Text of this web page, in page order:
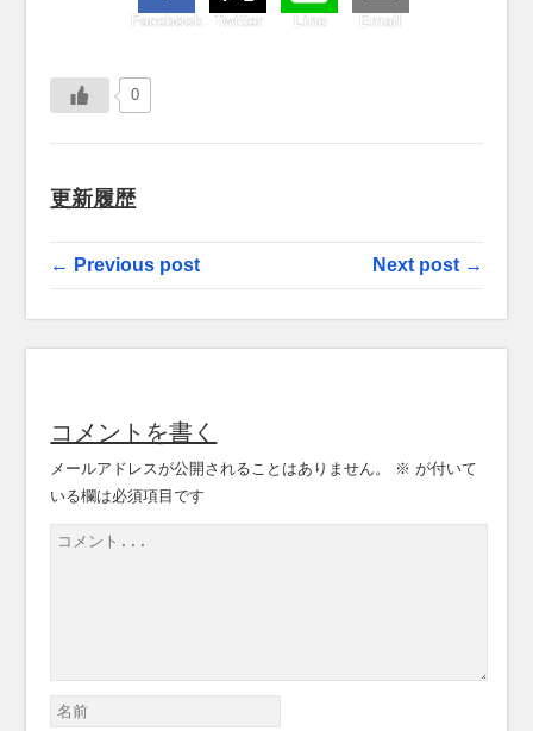
Facebook Twitter Line Email
0
更新履歴
← Previous post Next post →
コメントを書く
メールアドレスが公開されることはありません。 ※ が付いて
いる欄は必須項目です